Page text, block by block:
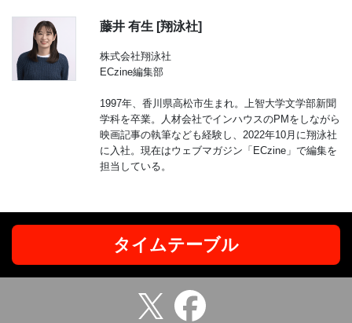
藤井 有生 [翔泳社]
株式会社翔泳社
ECzine編集部
1997年、香川県高松市生まれ。上智大学文学部新聞
学科を卒業。人材会社でインハウスのPMをしながら
映画記事の執筆なども経験し、2022年10月に翔泳社
に入社。現在はウェブマガジン「ECzine」で編集を
担当している。
タイムテーブル